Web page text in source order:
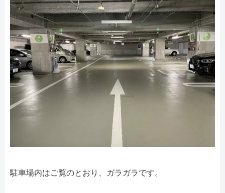
駐車場内はご覧のとおり、ガラガラです。